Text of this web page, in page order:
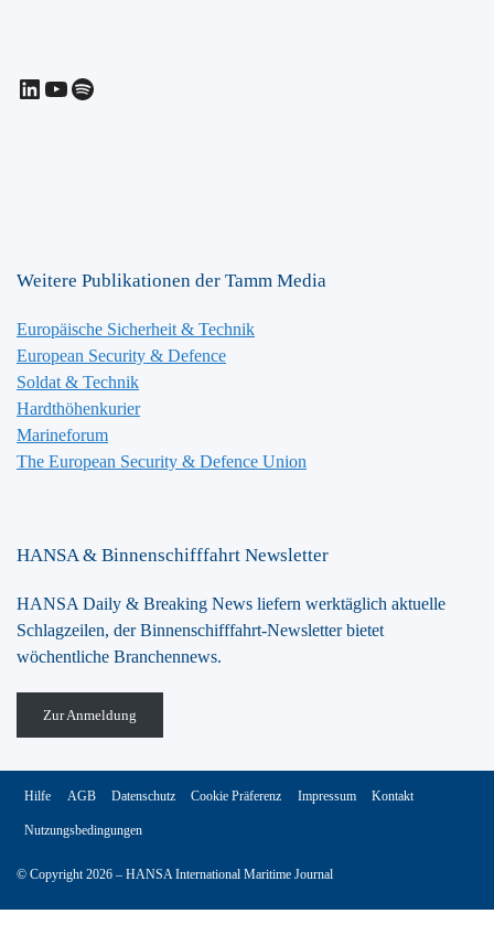
LinkedIn
YouTube
Spotify
Weitere Publikationen der Tamm Media
Europäische Sicherheit & Technik
European Security & Defence
Soldat & Technik
Hardthöhenkurier
Marineforum
The European Security & Defence Union
HANSA & Binnenschifffahrt Newsletter
HANSA Daily & Breaking News liefern werktäglich aktuelle
Schlagzeilen, der Binnenschifffahrt-Newsletter bietet
wöchentliche Branchennews.
Zur Anmeldung
© Copyright 2026 – HANSA International Maritime Journal
Hilfe AGB Datenschutz Cookie Präferenz Impressum Kontakt
Nutzungsbedingungen